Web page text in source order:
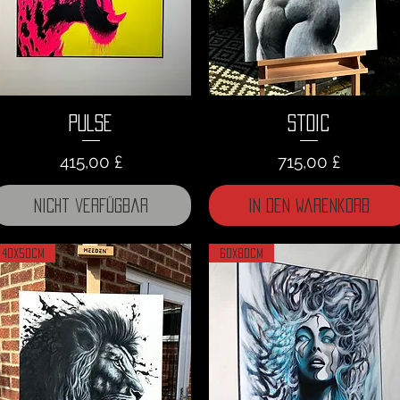
Pulse
Preis
415,00 £
Nicht verfügbar
Stoic
Preis
715,00 £
In den Warenkorb
40x50cm 60x80cm